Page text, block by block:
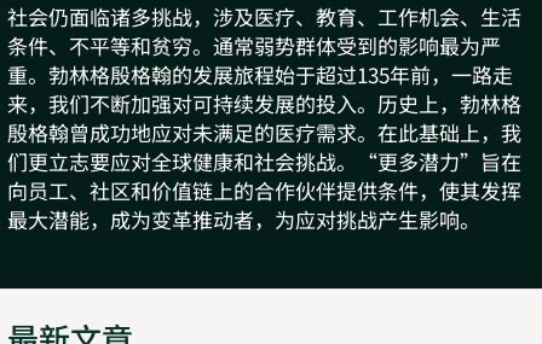
社会仍面临诸多挑战，涉及医疗、教育、工作机会、生活
条件、不平等和贫穷。通常弱势群体受到的影响最为严
重。勃林格殷格翰的发展旅程始于超过135年前，一路走
来，我们不断加强对可持续发展的投入。历史上，勃林格
殷格翰曾成功地应对未满足的医疗需求。在此基础上，我
们更立志要应对全球健康和社会挑战。“更多潜力”旨在
向员工、社区和价值链上的合作伙伴提供条件，使其发挥
最大潜能，成为变革推动者，为应对挑战产生影响。